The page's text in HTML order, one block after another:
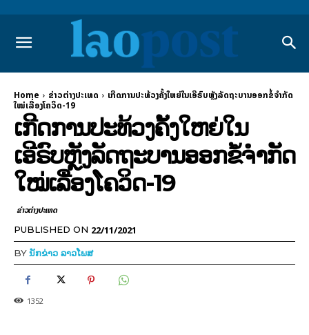
Home ຂ່າວຕ່າງປະເທດ
ເກີດການປະທ້ວງຄັ້ງໃຫຍ່ໃນເອີຣົບຫຼັງລັດຖະບານອອກຂໍ້ຈຳກັດ
ໃໝ່ເລື່ອງໂຄວິດ-19
ເກີດການປະທ້ວງຄັ້ງໃຫຍ່ໃນ
ເອີຣົບຫຼັງລັດຖະບານອອກຂໍ້ຈຳກັດ
ໃໝ່ເລື່ອງໂຄວິດ-19
ຂ່າວຕ່າງປະເທດ
PUBLISHED ON 22/11/2021
BYນັກຂ່າວ ລາວໂພສ
1352